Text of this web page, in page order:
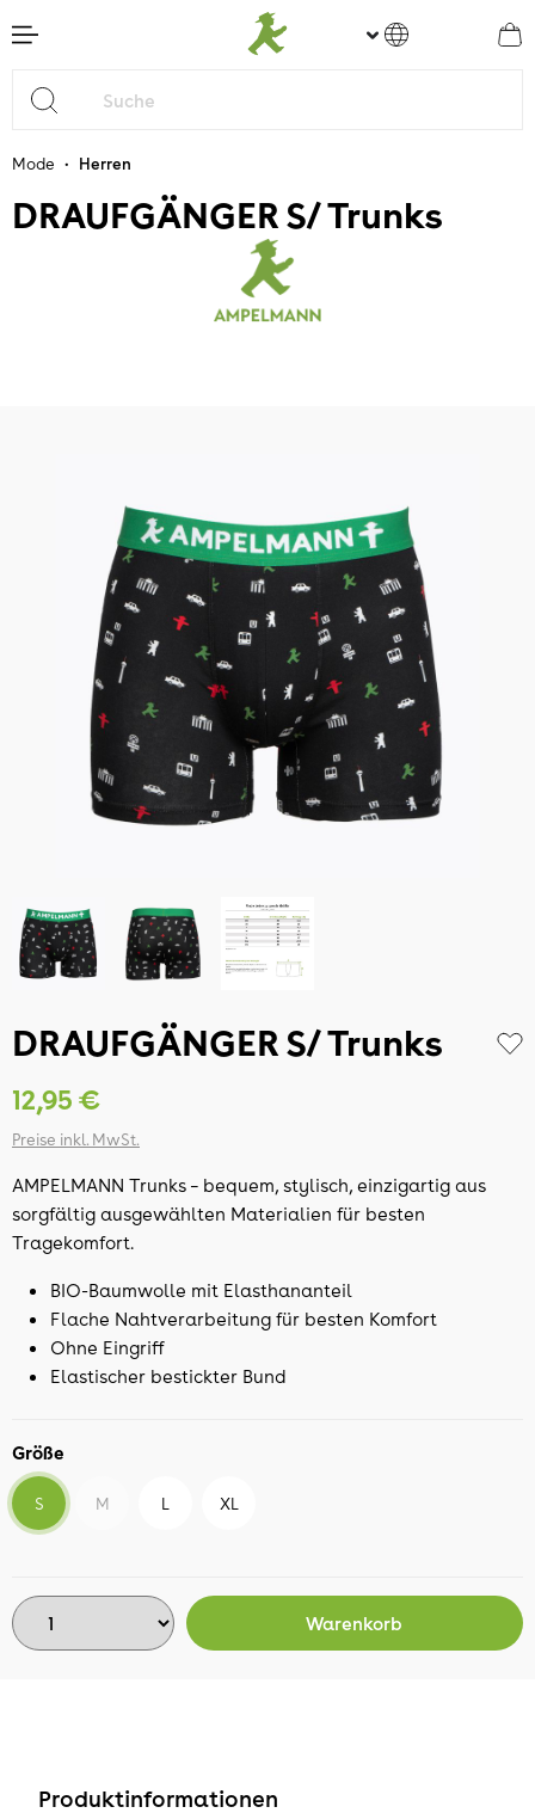
springen
Mode • Herren
DRAUFGÄNGER S/ Trunks
DRAUFGÄNGER S/ Trunks
12,95 €
Preise inkl. MwSt.
AMPELMANN Trunks – bequem, stylisch, einzigartig aus
sorgfältig ausgewählten Materialien für besten
Tragekomfort.
BIO-Baumwolle mit Elasthananteil
Flache Nahtverarbeitung für besten Komfort
Ohne Eingriff
Elastischer bestickter Bund
Größe
S M L XL
Warenkorb
Produktinformationen